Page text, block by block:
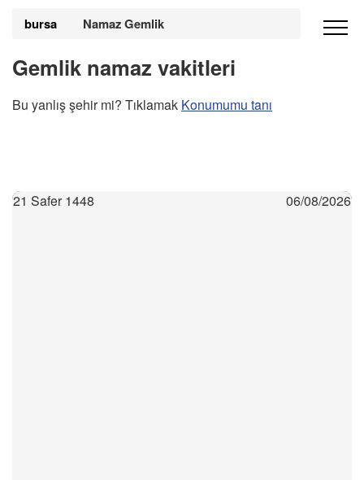
bursa Namaz Gemlik
Gemlik namaz vakitleri
Bu yanlış şehir mi? Tıklamak Konumumu tanı
21 Safer 1448 06/08/2026